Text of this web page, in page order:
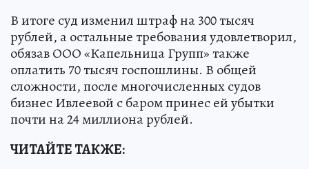
В итоге суд изменил штраф на 300 тысяч
рублей, а остальные требования удовлетворил,
обязав ООО «Капельница Групп» также
оплатить 70 тысяч госпошлины. В общей
сложности, после многочисленных судов
бизнес Ивлеевой с баром принес ей убытки
почти на 24 миллиона рублей.
ЧИТАЙТЕ ТАКЖЕ: